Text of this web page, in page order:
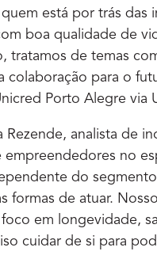
está por trás das
boa qualidade de
tratamos de temas
colaboração para o
Porto Alegre via
Rezende, analista de
empreendedores no
do
formas de atuar.
em longevidade,
cuidar de si para